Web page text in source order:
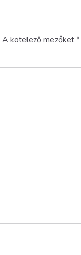
A kötelező mezőket*